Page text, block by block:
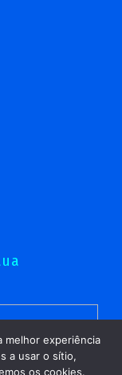
melhor experiência
a usar o sítio,
os cookies.